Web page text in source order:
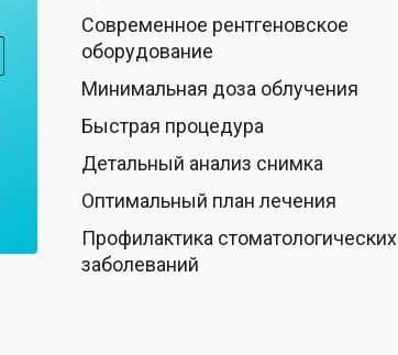
Современное рентгеновское
оборудование
Минимальная доза облучения
Быстрая процедура
Детальный анализ снимка
Оптимальный план лечения
Профилактика стоматологических
заболеваний